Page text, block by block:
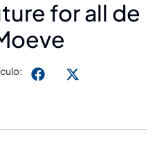
for all de